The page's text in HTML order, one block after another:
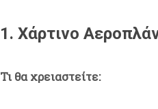
1. Χάρτινο
Τι θα χρειαστείτε: